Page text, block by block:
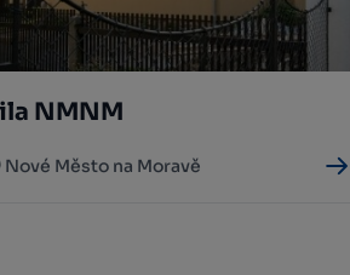
NMNM
Nové Město na Moravě